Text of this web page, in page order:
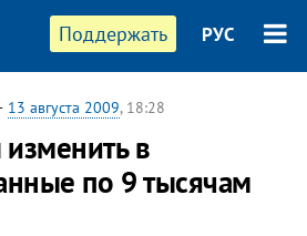
Поддержать РУС
13 августа 2009, 18:28
в
по 9 тысячам